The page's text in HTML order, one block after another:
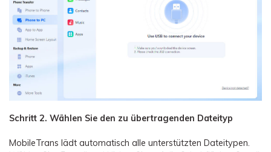
Schritt 2. Wählen Sie den zu übertragenden Dateityp
MobileTrans lädt automatisch alle unterstützten Dateitypen.